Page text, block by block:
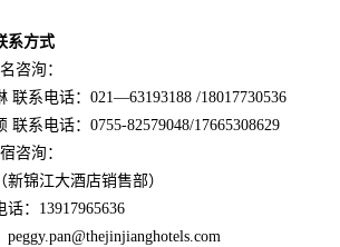
系方式
咨洵：
联系电话：021—63193188 /18017730536
联系电话：0755-82579048/17665308629
咨洵：
新锦江大酒店销售部）
话：13917965636
peggy.pan@thejinjianghotels.com